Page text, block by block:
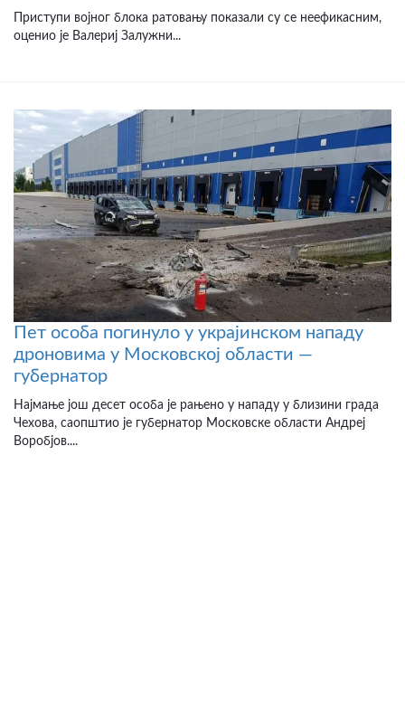
Приступи војног блока ратовању показали су се неефикасним,
оценио је Валериј Залужни...
Пет особа погинуло у украјинском нападу
дроновима у Московској области —
губернатор
Најмање још десет особа је рањено у нападу у близини града
Чехова, саопштио је губернатор Московске области Андреј
Воробјов....